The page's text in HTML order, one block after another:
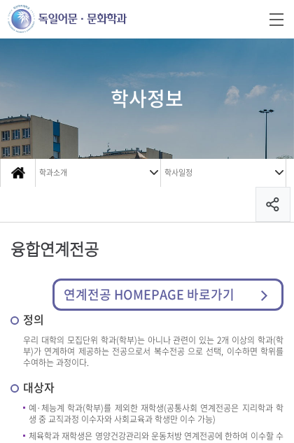
학사정보
학과소개 학사일정
융합연계전공
연계전공 HOMEPAGE 바로가기
정의
우리 대학의 모집단위 학과(학부)는 아니나 관련이 있는 2개 이상의 학과(학
부)가 연계하여 제공하는 전공으로서 복수전공 으로 선택, 이수하면 학위를
수여하는 과정이다.
대상자
예·체능계 학과(학부)를 제외한 재학생(공통사회 연계전공은 지리학과 학
생 중 교직과정 이수자와 사회교육과 학생만 이수 가능)
체육학과 재학생은 영양건강관리와 운동처방 연계전공에 한하여 이수할 수